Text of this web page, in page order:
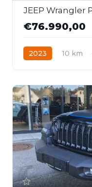
€76.990,00
2023 10 km